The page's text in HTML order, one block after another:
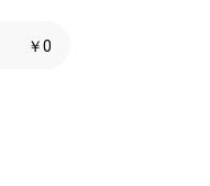
￥0